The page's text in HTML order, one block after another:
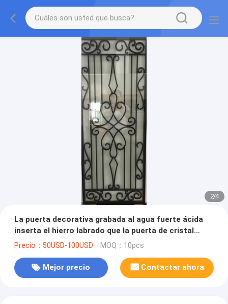
2/4
La puerta decorativa grabada al agua fuerte ácida
inserta el hierro labrado que la puerta de cristal
inserta 20m m los 2m
Precio：50USD-100USD MOQ：10pcs
Mejor precio Contactar ahora